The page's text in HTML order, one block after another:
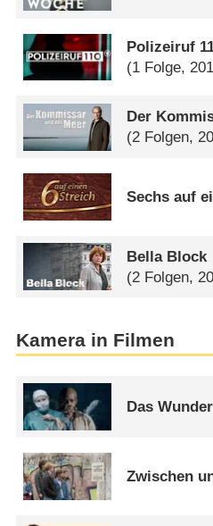
Polizeiruf
(1 Folge,
Der
(2 Folgen,
Sechs auf
Bella Block
(2 Folgen,
Kamera in Filmen
Das
Zwischen